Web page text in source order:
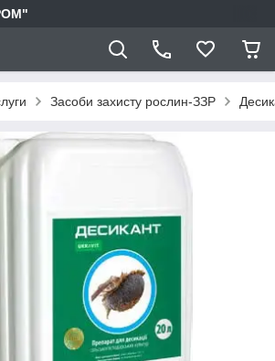
Засоби захисту рослин-ЗЗР